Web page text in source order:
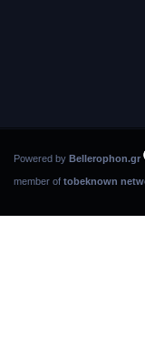
Powered by Bellerophon.gr
member of tobeknown